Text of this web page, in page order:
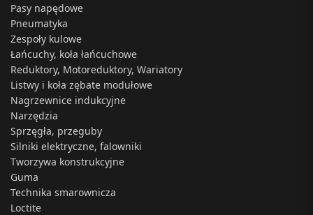
Pasy napędowe
Pneumatyka
Zespoły kulowe
Łańcuchy, koła łańcuchowe
Reduktory, Motoreduktory, Wariatory
Listwy i koła zębate modułowe
Nagrzewnice indukcyjne
Narzędzia
Sprzęgła, przeguby
Silniki elektryczne, falowniki
Tworzywa konstrukcyjne
Guma
Technika smarownicza
Loctite